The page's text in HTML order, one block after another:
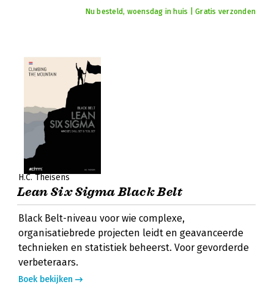
Nu besteld, woensdag in huis | Gratis verzonden
H.C. Theisens
Lean Six Sigma Black Belt
Black Belt-niveau voor wie complexe,
organisatiebrede projecten leidt en geavanceerde
technieken en statistiek beheerst. Voor gevorderde
verbeteraars.
Boek bekijken